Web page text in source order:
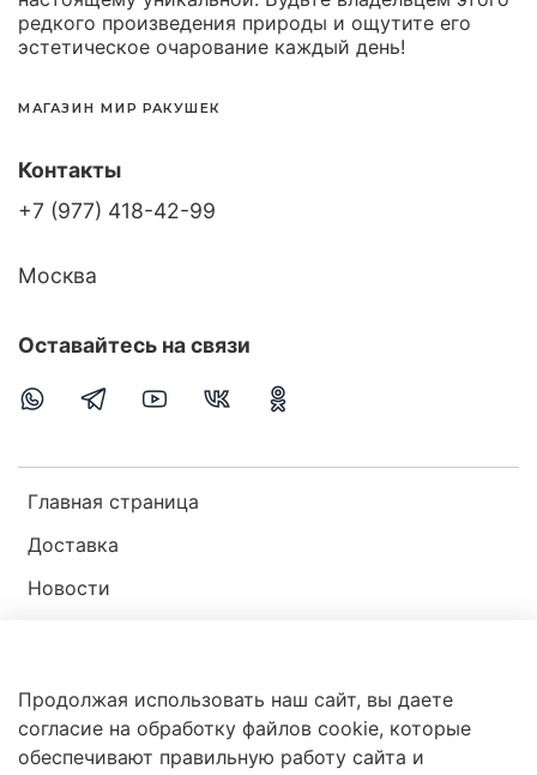
редкого произведения природы и ощутите его
эстетическое очарование каждый день!
МАГАЗИН МИР РАКУШЕК
Главная страница
Доставка
Новости
Политика конфиденциальности
Контакты
+7 (977) 418-42-99
Москва
Оставайтесь на связи
Продолжая использовать наш сайт, вы даете
согласие на обработку файлов cookie, которые
обеспечивают правильную работу сайта и